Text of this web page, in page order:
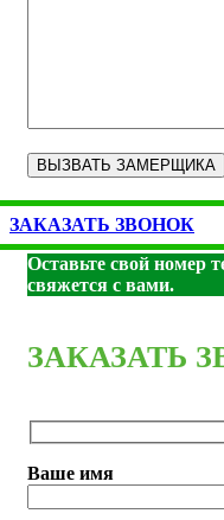
ЗАКАЗАТЬ ЗВОНОК
Оставьте свой номер
свяжется с вами.
ЗАКАЗАТЬ
Ваше имя